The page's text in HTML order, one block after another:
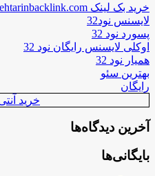
خرید بک لینک behtarinbacklink.com
لایسنس نود32
پسورد نود 32
اوکلی لایسنس رایگان نود 32
همیار نود 32
بهترین سئو
رایگان
خرید
آخرین دیدگاه‌ها
بایگانی‌ها